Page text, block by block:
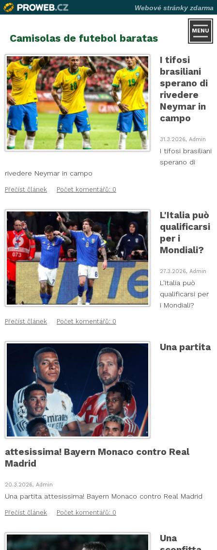
MENU
Camisolas de futebol baratas
I tifosi
brasiliani
sperano di
rivedere
Neymar in
campo
31.3.2026, Admin
I tifosi brasiliani
sperano di
rivedere Neymar in campo
Přečíst článek Počet komentářů: 0
L'Italia può
qualificarsi
per i
Mondiali?
27.3.2026, Admin
L'Italia può
qualificarsi per
i Mondiali?
Přečíst článek Počet komentářů: 0
Una partita
attesissima! Bayern Monaco contro Real
Madrid
20.3.2026, Admin
Una partita attesissima! Bayern Monaco contro Real Madrid
Přečíst článek Počet komentářů: 0
Una
Webové stránky zdarma